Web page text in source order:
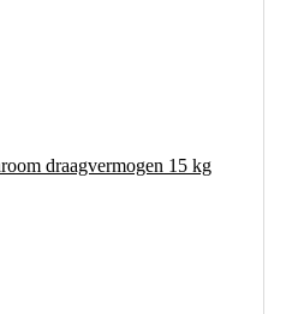
draagvermogen 15 kg